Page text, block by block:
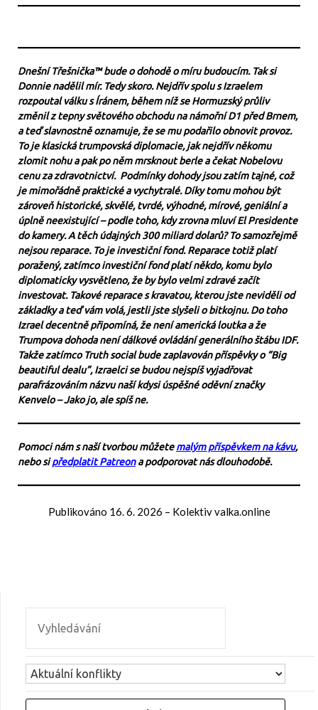
Dnešní Třešnička™ bude o dohodě o míru budoucím. Tak si
Donnie nadělil mír. Tedy skoro. Nejdřív spolu s Izraelem
rozpoutal válku s Íránem, během níž se Hormuzský průliv
změnil z tepny světového obchodu na námořní D1 před Brnem,
a teď slavnostně oznamuje, že se mu podařilo obnovit provoz.
To je klasická trumpovská diplomacie, jak nejdřív někomu
zlomit nohu a pak po něm mrsknout berle a čekat Nobelovu
cenu za zdravotnictví. Podmínky dohody jsou zatím tajné, což
je mimořádně praktické a vychytralé. Díky tomu mohou být
zároveň historické, skvělé, tvrdé, výhodné, mírové, geniální a
úplně neexistující – podle toho, kdy zrovna mluví El Presidente
do kamery. A těch údajných 300 miliard dolarů? To samozřejmě
nejsou reparace. To je investiční fond. Reparace totiž platí
poražený, zatímco investiční fond platí někdo, komu bylo
diplomaticky vysvětleno, že by bylo velmi zdravé začít
investovat. Takové reparace s kravatou, kterou jste neviděli od
základky a teď vám volá, jestli jste slyšeli o bitkojnu. Do toho
Izrael decentně připomíná, že není americká loutka a že
Trumpova dohoda není dálkové ovládání generálního štábu IDF.
Takže zatímco Truth social bude zaplavován příspěvky o “Big
beautiful dealu”, Izraelci se budou nejspíš vyjadřovat
parafrázováním názvu naší kdysi úspěšné oděvní značky
Kenvelo – Jako jo, ale spíš ne.
Pomoci nám s naší tvorbou můžetemalým příspěvkem na kávu,
nebo sipředplatit Patreona podporovat nás dlouhodobě.
Publikováno 16. 6. 2026 – Kolektiv valka.online